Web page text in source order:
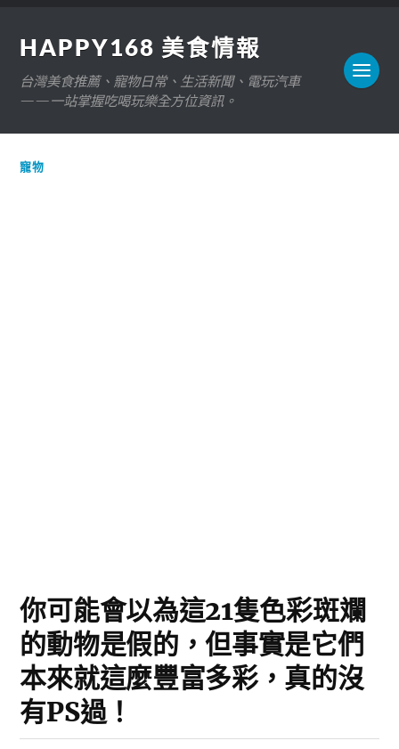
HAPPY168 美食情報
台灣美食推薦、寵物日常、生活新聞、電玩汽車
——一站掌握吃喝玩樂全方位資訊。
寵物
你可能會以為這21隻色彩斑斕
的動物是假的，但事實是它們
本來就這麼豐富多彩，真的沒
有PS過！